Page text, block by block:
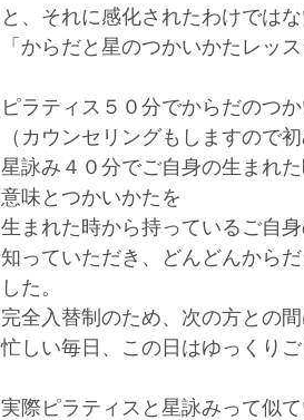
と、それに感化されたわけでは
「からだと星のつかいかたレッス
ピラティス５０分でからだのつ
（カウンセリングもしますので
星詠み４０分でご自身の生まれ
意味とつかいかたを
生まれた時から持っているご自
知っていただき、どんどんから
した。
完全入替制のため、次の方との
忙しい毎日、この日はゆっくり
実際ピラティスと星詠みって似て